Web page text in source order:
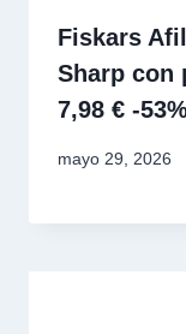
Fiskars
Sharp
7,98 € -
mayo 29, 2026